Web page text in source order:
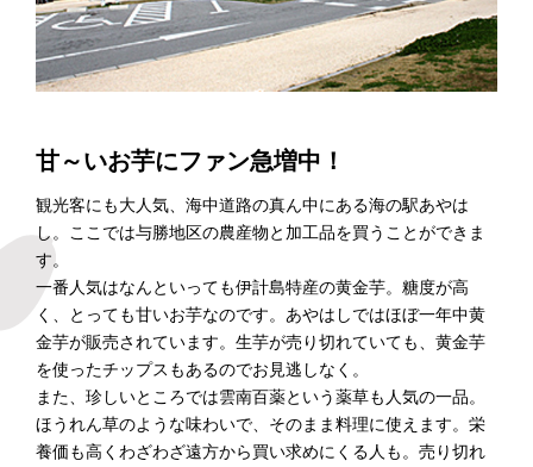
甘～いお芋にファン急増中！
観光客にも大人気、海中道路の真ん中にある海の駅あやは
し。ここでは与勝地区の農産物と加工品を買うことができま
す。
一番人気はなんといっても伊計島特産の黄金芋。糖度が高
く、とっても甘いお芋なのです。あやはしではほぼ一年中黄
金芋が販売されています。生芋が売り切れていても、黄金芋
を使ったチップスもあるのでお見逃しなく。
また、珍しいところでは雲南百薬という薬草も人気の一品。
ほうれん草のような味わいで、そのまま料理に使えます。栄
養価も高くわざわざ遠方から買い求めにくる人も。売り切れ